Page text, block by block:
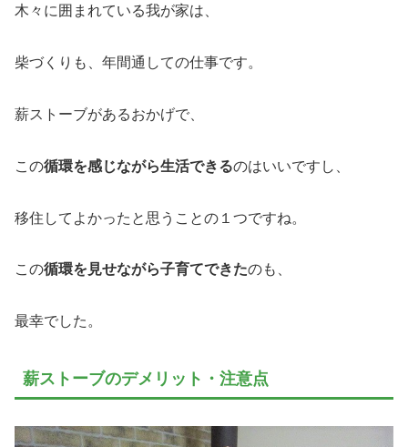
木々に囲まれている我が家は、
柴づくりも、年間通しての仕事です。
薪ストーブがあるおかげで、
この循環を感じながら生活できるのはいいですし、
移住してよかったと思うことの１つですね。
この循環を見せながら子育てできたのも、
最幸でした。
薪ストーブのデメリット・注意点